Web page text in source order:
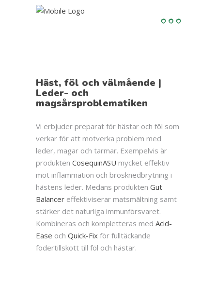
Häst, föl och välmående |
Leder- och
magsårsproblematiken
Vi erbjuder preparat för hästar och föl som
verkar för att motverka problem med
leder, magar och tarmar. Exempelvis är
produkten CosequinASU mycket effektiv
mot inflammation och brosknedbrytning i
hästens leder. Medans produkten Gut
Balancer effektiviserar matsmältning samt
stärker det naturliga immunförsvaret.
Kombineras och kompletteras med Acid-
Ease och Quick-Fix för fulltäckande
fodertillskott till föl och hästar.